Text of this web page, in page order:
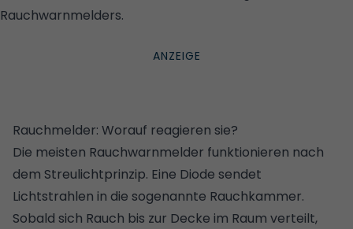
Rauchwarnmelders.
Rauchmelder: Worauf reagieren sie?
Die meisten Rauchwarnmelder funktionieren nach
dem Streulichtprinzip. Eine Diode sendet
Lichtstrahlen in die sogenannte Rauchkammer.
Sobald sich Rauch bis zur Decke im Raum verteilt,